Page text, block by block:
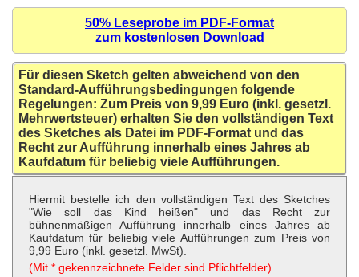
50% Leseprobe im PDF-Format
zum kostenlosen Download
Für diesen Sketch gelten abweichend von den
Standard-Aufführungsbedingungen folgende
Regelungen: Zum Preis von 9,99 Euro (inkl. gesetzl.
Mehrwertsteuer) erhalten Sie den vollständigen Text
des Sketches als Datei im PDF-Format und das
Recht zur Aufführung innerhalb eines Jahres ab
Kaufdatum für beliebig viele Aufführungen.
Hiermit bestelle ich den vollständigen Text des Sketches
"Wie soll das Kind heißen" und das Recht zur
bühnenmäßigen Aufführung innerhalb eines Jahres ab
Kaufdatum für beliebig viele Aufführungen zum Preis von
9,99 Euro (inkl. gesetzl. MwSt).
(Mit * gekennzeichnete Felder sind Pflichtfelder)